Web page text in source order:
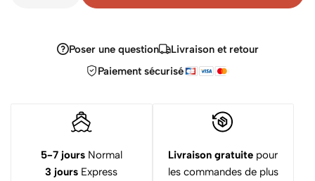
Poser une question
Livraison et retour
Paiement sécurisé
5-7 joursNormal
3 jours Express
Livraison gratuite pour
les commandes de plus